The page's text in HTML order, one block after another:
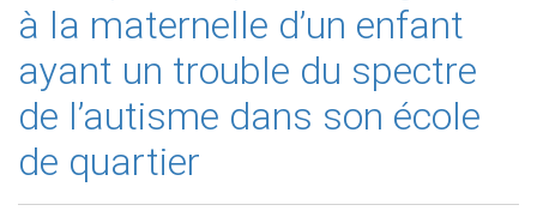
à la maternelle d’un enfant
ayant un trouble du spectre
de l’autisme dans son école
de quartier